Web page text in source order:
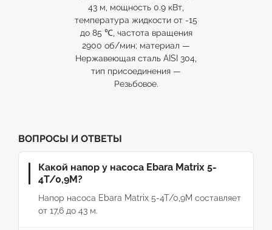
43 м, мощность 0.9 кВт,
температура жидкости от -15
до 85 ℃, частота вращения
2900 об/мин; материал —
Нержавеющая сталь AISI 304,
тип присоединения —
Резьбовое.
ВОПРОСЫ И ОТВЕТЫ
Какой напор у насоса Ebara Matrix 5-
4T/0,9M?
Напор насоса Ebara Matrix 5-4T/0,9M составляет
от 17,6 до 43 м.